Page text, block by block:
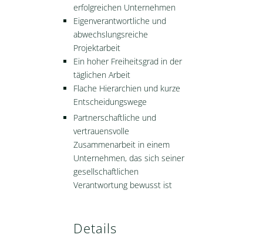
erfolgreichen Unternehmen
Eigenverantwortliche und
abwechslungsreiche
Projektarbeit
Ein hoher Freiheitsgrad in der
täglichen Arbeit
Flache Hierarchien und kurze
Entscheidungswege
Partnerschaftliche und
vertrauensvolle
Zusammenarbeit in einem
Unternehmen, das sich seiner
gesellschaftlichen
Verantwortung bewusst ist
Details